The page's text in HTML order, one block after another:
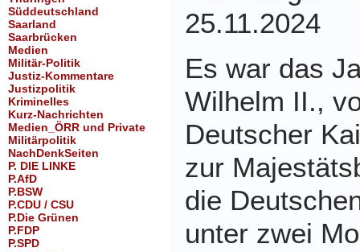
Süddeutschland
Saarland
Saarbrücken
Medien
Militär-Politik
Justiz-Kommentare
Justizpolitik
Kriminelles
Kurz-Nachrichten
Medien_ÖRR und Private
Militärpolitik
NachDenkSeiten
P. DIE LINKE
P.AfD
P.BSW
P.CDU / CSU
P.Die Grünen
P.FDP
P.SPD
25.11.2024
Es war das
Wilhelm II.,
Deutscher
zur
die
unter zwei